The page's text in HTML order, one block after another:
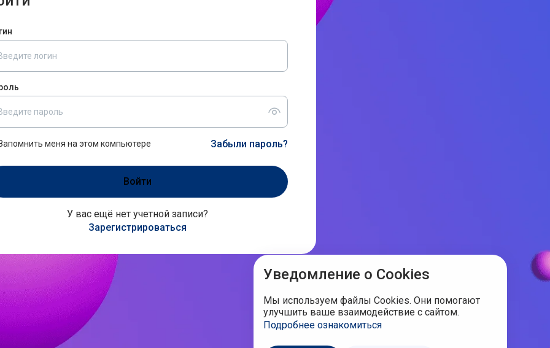
меня на этом компьютере Забыли пароль?
У вас ещё нет учетной записи?
Зарегистрироваться
Уведомление о Cookies
Мы используем файлы Cookies. Они помогают
улучшить ваше взаимодействие с сайтом.
Подробнее ознакомиться